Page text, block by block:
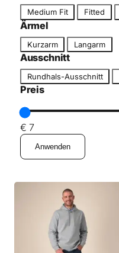
a
s
s
f
r
Medium Fit Fitted
Ärmel
r
m
e
l
Kurzarm Langarm
Ausschnitt
u
s
c
h
n
t
Rundhals-Ausschnitt
Preis
€ 7
Anwenden